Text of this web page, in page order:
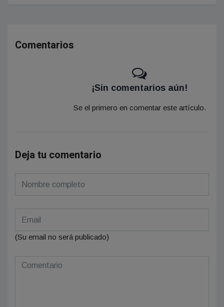
Comentarios
¡Sin comentarios aún!
Se el primero en comentar este artículo.
Deja tu comentario
(Su email no será publicado)